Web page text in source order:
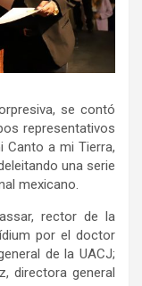
se contó
representativos
Canto a mi Tierra,
una serie
mexicano.
rector de la
por el doctor
de la UACJ;
directora general